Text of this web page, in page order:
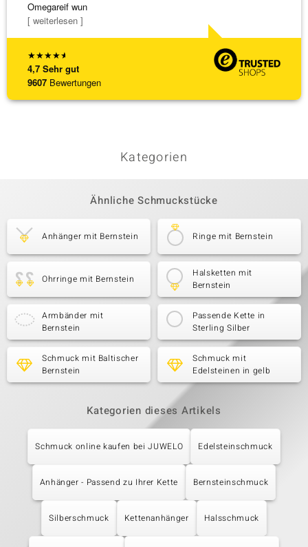
★★★★★
4,7 Sehr gut
9607 Bewertungen
Omegareif wun
[ weiterlesen ]
Kategorien
Ähnliche Schmuckstücke
Anhänger mit Bernstein Ringe mit Bernstein
Ohrringe mit Bernstein
Halsketten mit
Bernstein
Armbänder mit
Bernstein
Passende Kette in
Sterling Silber
Schmuck mit Baltischer
Bernstein
Schmuck mit
Edelsteinen in gelb
Kategorien dieses Artikels
Schmuck online kaufen bei JUWELO Edelsteinschmuck
Anhänger - Passend zu Ihrer Kette Bernsteinschmuck
Silberschmuck Kettenanhänger Halsschmuck